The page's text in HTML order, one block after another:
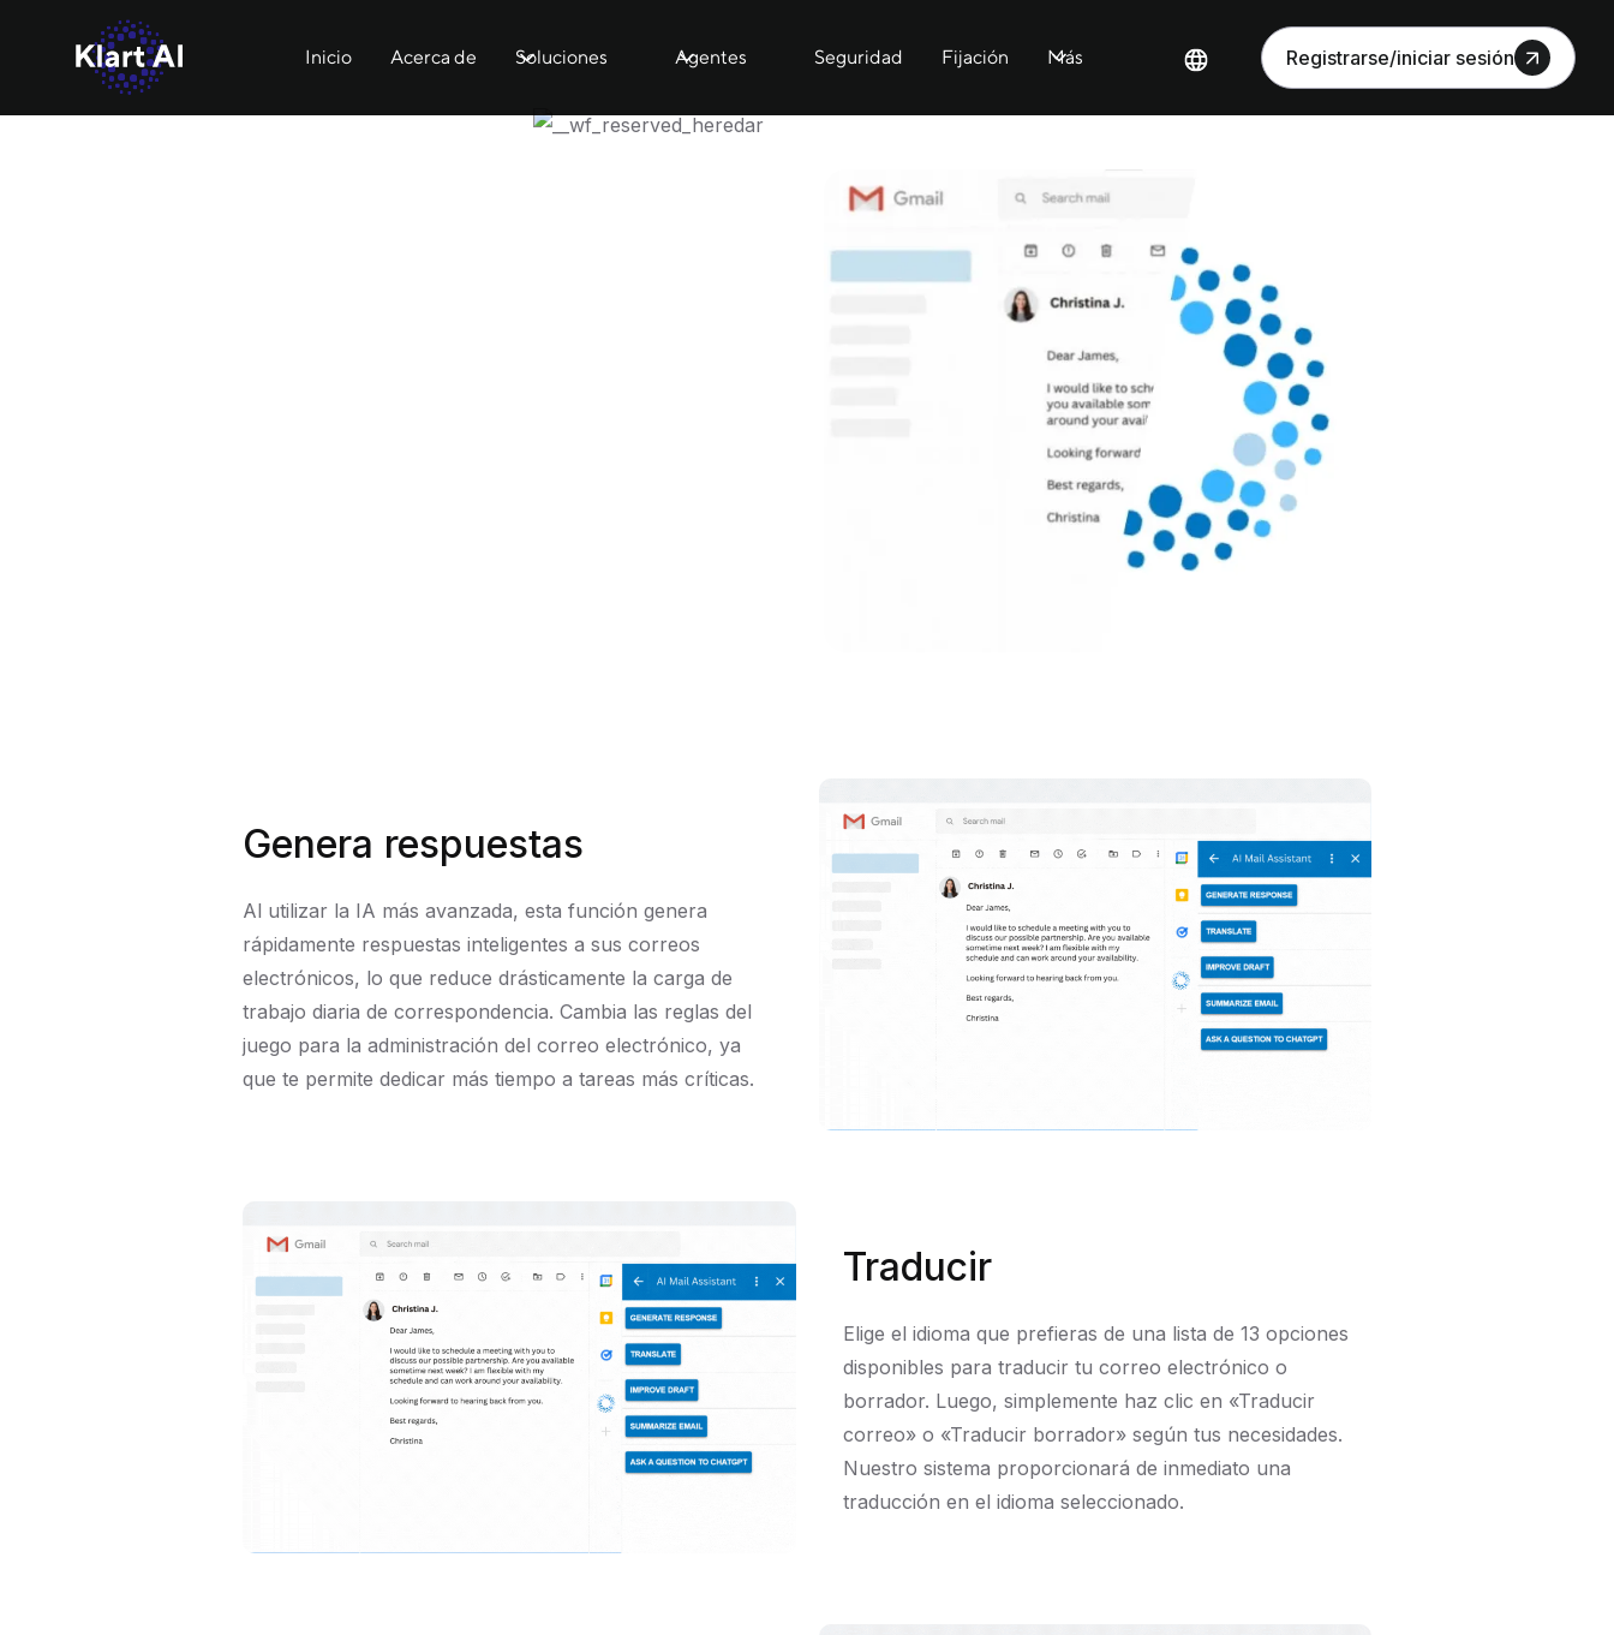
Inicio Acerca de Soluciones Agentes Seguridad Fijación Más Registrarse/iniciar sesión
Genera respuestas
Al utilizar la IA más avanzada, esta función genera
rápidamente respuestas inteligentes a sus correos
electrónicos, lo que reduce drásticamente la carga de
trabajo diaria de correspondencia. Cambia las reglas del
juego para la administración del correo electrónico, ya
que te permite dedicar más tiempo a tareas más críticas.
Traducir
Elige el idioma que prefieras de una lista de 13 opciones
disponibles para traducir tu correo electrónico o
borrador. Luego, simplemente haz clic en «Traducir
correo» o «Traducir borrador» según tus necesidades.
Nuestro sistema proporcionará de inmediato una
traducción en el idioma seleccionado.